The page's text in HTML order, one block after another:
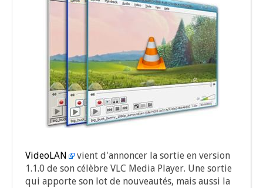
Video­LAN
vient d'annoncer la sor­tie en ver­sion
1.1.0 de son célèbre VLC Media Player. Une sor­tie
qui apporte son lot de nou­veau­tés, mais aus­si la